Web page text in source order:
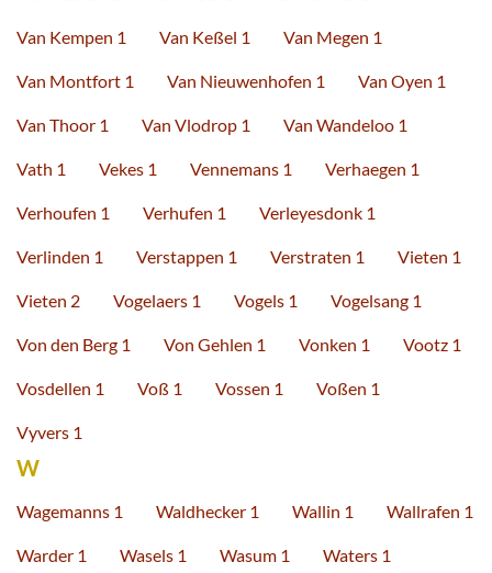
Van Kempen 1 Van Keßel 1 Van Megen 1
Van Montfort 1 Van Nieuwenhofen 1 Van Oyen 1
Van Thoor 1 Van Vlodrop 1 Van Wandeloo 1
Vath 1 Vekes 1 Vennemans 1 Verhaegen 1
Verhoufen 1 Verhufen 1 Verleyesdonk 1
Verlinden 1 Verstappen 1 Verstraten 1 Vieten 1
Vieten 2 Vogelaers 1 Vogels 1 Vogelsang 1
Von den Berg 1 Von Gehlen 1 Vonken 1 Vootz 1
Vosdellen 1 Voß 1 Vossen 1 Voßen 1
Vyvers 1
W
Wagemanns 1 Waldhecker 1 Wallin 1 Wallrafen 1
Warder 1 Wasels 1 Wasum 1 Waters 1